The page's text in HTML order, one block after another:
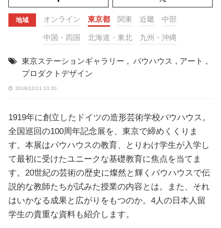
地域 オンライン 東京都 関東 近畿 中部
中国・四国 北海道・東北 九州・沖縄
東京ステーションギャラリー , バウハウス , アート ,
プロダクトデザイン
2019/12/11 13:20
1919年に創立したドイツの造形芸術学校バウハウス。
全国巡回の100周年記念展を、東京で締めくくりま
す。本展はバウハウスの教育、とりわけ学生が入学し
て最初に受けたユニークな基礎教育に焦点を当てま
す。20世紀の芸術の歴史に燦然と輝くバウハウスで伝
説的な教師たちが試みた授業の内容とは。また、それ
はいかなる成果と広がりをもつのか。4人の日本人留
学生の貴重な資料も紹介します。